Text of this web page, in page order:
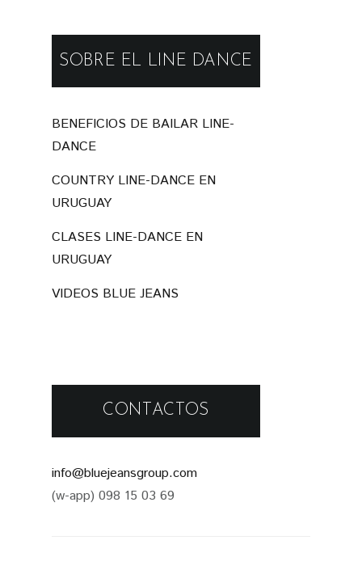
SOBRE EL LINE DANCE
BENEFICIOS DE BAILAR LINE-
DANCE
COUNTRY LINE-DANCE EN
URUGUAY
CLASES LINE-DANCE EN
URUGUAY
VIDEOS BLUE JEANS
CONTACTOS
info@bluejeansgroup.com
(w-app) 098 15 03 69